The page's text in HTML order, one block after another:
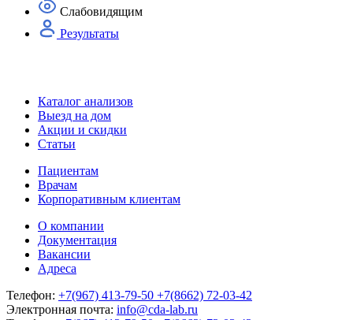
Слабовидящим
Результаты
Каталог анализов
Выезд на дом
Акции и скидки
Статьи
Пациентам
Врачам
Корпоративным клиентам
О компании
Документация
Вакансии
Адреса
Телефон: +7(967) 413-79-50 +7(8662) 72-03-42
Электронная почта: info@cda-lab.ru